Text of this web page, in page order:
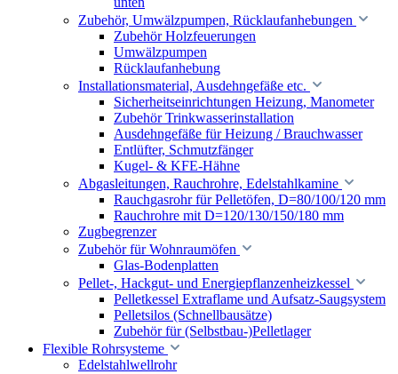
Zubehör, Umwälzpumpen, Rücklaufanhebungen
Zubehör Holzfeuerungen
Umwälzpumpen
Rücklaufanhebung
Installationsmaterial, Ausdehngefäße etc.
Sicherheitseinrichtungen Heizung, Manometer
Zubehör Trinkwasserinstallation
Ausdehngefäße für Heizung / Brauchwasser
Entlüfter, Schmutzfänger
Kugel- & KFE-Hähne
Abgasleitungen, Rauchrohre, Edelstahlkamine
Rauchgasrohr für Pelletöfen, D=80/100/120 mm
Rauchrohre mit D=120/130/150/180 mm
Zugbegrenzer
Zubehör für Wohnraumöfen
Glas-Bodenplatten
Pellet-, Hackgut- und Energiepflanzenheizkessel
Pelletkessel Extraflame und Aufsatz-Saugsystem
Pelletsilos (Schnellbausätze)
Zubehör für (Selbstbau-)Pelletlager
Flexible Rohrsysteme
Edelstahlwellrohr